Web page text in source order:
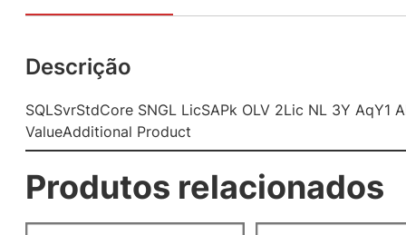
Descrição
SQLSvrStdCore SNGL LicSAPk OLV 2Lic NL 3Y AqY1
ValueAdditional Product
Produtos relacionados